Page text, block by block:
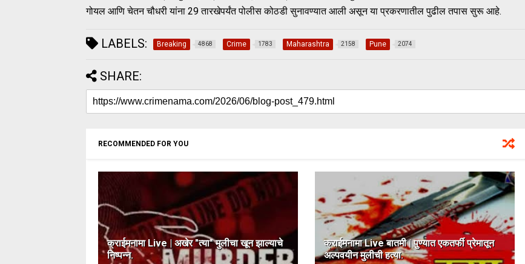
गोयल आणि चेतन चौधरी यांना 29 तारखेपर्यंत पोलीस कोठडी सुनावण्यात आली असून या प्रकरणातील पुढील तपास सुरू आहे.
LABELS: Breaking 4868 Crime 1783 Maharashtra 2158 Pune 2074
SHARE:
RECOMMENDED FOR YOU
क्राईमनामा Live | अखेर "त्या" मुलीचा खून झाल्याचे
निष्पन्न.
क्राईमनामा Live बातमी | पुण्यात एकतर्फी प्रेमातून
अल्पवयीन मुलीची हत्या.